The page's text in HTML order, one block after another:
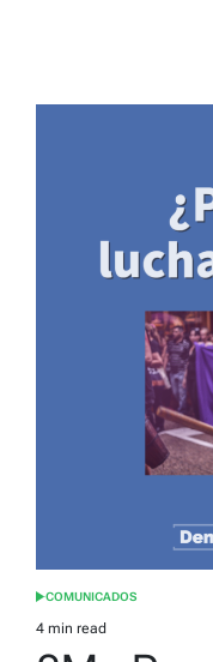
POSTED
IN
COMUNICADOS
Estimated
4 min read